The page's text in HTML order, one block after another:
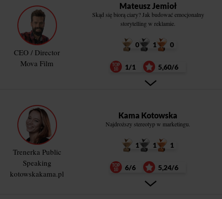
CEO / Director
Mova Film
Mateusz Jemioł
Skąd się biorą ciary? Jak budować emocjonalny
storytelling w reklamie.
0 1 0
1/1 5,60/6
Trenerka Public
Speaking
kotowskakama.pl
Kama Kotowska
Najdroższy stereotyp w marketingu.
1 1 1
6/6 5,24/6